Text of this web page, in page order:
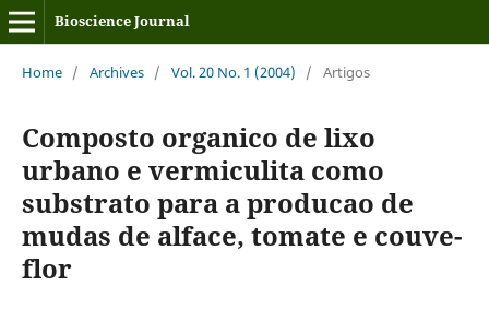
Bioscience Journal
Home / Archives / Vol. 20 No. 1 (2004) / Artigos
Composto organico de lixo
urbano e vermiculita como
substrato para a producao de
mudas de alface, tomate e couve-
flor